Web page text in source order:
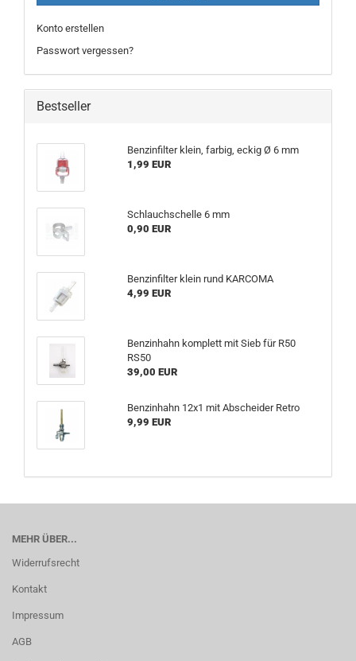
Konto erstellen
Passwort vergessen?
Bestseller
Benzinfilter klein, farbig, eckig Ø 6 mm
1,99 EUR
Schlauchschelle 6 mm
0,90 EUR
Benzinfilter klein rund KARCOMA
4,99 EUR
Benzinhahn komplett mit Sieb für R50
RS50
39,00 EUR
Benzinhahn 12x1 mit Abscheider Retro
9,99 EUR
MEHR ÜBER...
Widerrufsrecht
Kontakt
Impressum
AGB